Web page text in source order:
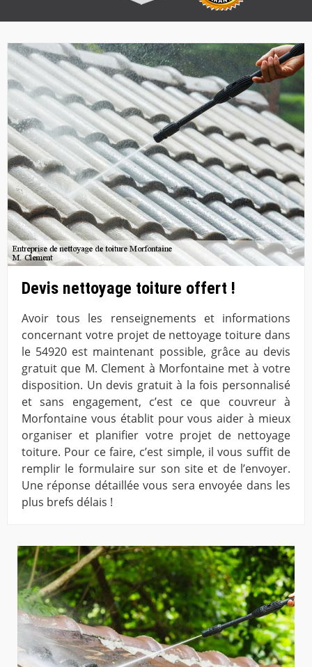
Devis nettoyage toiture offert !
Avoir tous les renseignements et informations
concernant votre projet de nettoyage toiture dans
le 54920 est maintenant possible, grâce au devis
gratuit que M. Clement à Morfontaine met à votre
disposition. Un devis gratuit à la fois personnalisé
et sans engagement, c’est ce que couvreur à
Morfontaine vous établit pour vous aider à mieux
organiser et planifier votre projet de nettoyage
toiture. Pour ce faire, c’est simple, il vous suffit de
remplir le formulaire sur son site et de l’envoyer.
Une réponse détaillée vous sera envoyée dans les
plus brefs délais !